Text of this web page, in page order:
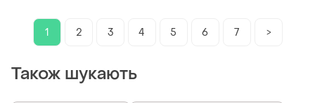
6000 mah
1
2 3 4 5 6 7 >
Також шукають